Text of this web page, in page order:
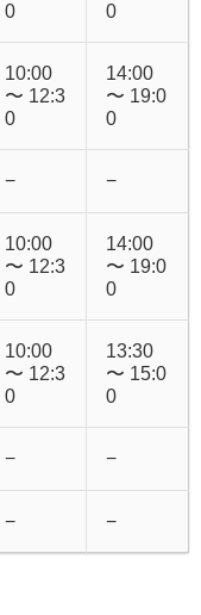
0
0
10:00
〜 12:3
0
14:00
〜 19:0
0
− −
10:00
〜 12:3
0
14:00
〜 19:0
0
10:00
〜 12:3
0
13:30
〜 15:0
0
− −
− −